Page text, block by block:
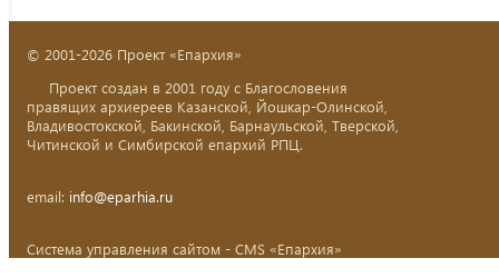
© 2001-2026 Проект «Епархия»
Проект создан в 2001 году с Благословения
правящих архиереев Казанской, Йошкар-Олинской,
Владивостокской, Бакинской, Барнаульской, Тверской,
Читинской и Симбирской епархий РПЦ.
email: info@eparhia.ru
Система управления сайтом - CMS «Епархия»